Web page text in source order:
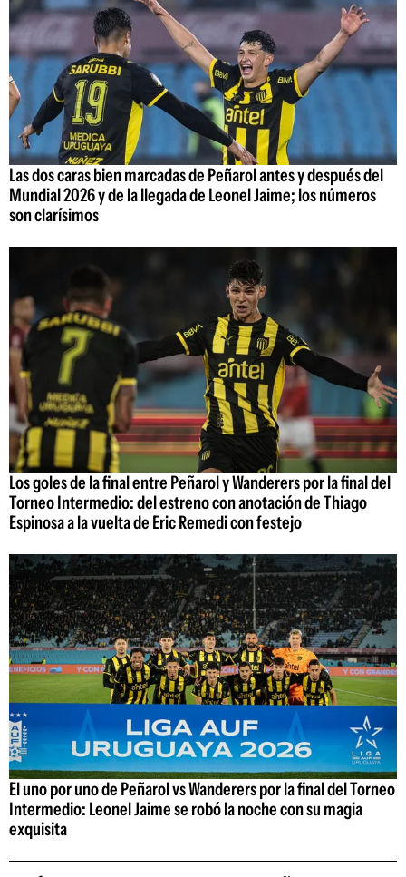
Las dos caras bien marcadas de Peñarol antes y después del
Mundial 2026 y de la llegada de Leonel Jaime; los números
son clarísimos
Los goles de la final entre Peñarol y Wanderers por la final del
Torneo Intermedio: del estreno con anotación de Thiago
Espinosa a la vuelta de Eric Remedi con festejo
El uno por uno de Peñarol vs Wanderers por la final del Torneo
Intermedio: Leonel Jaime se robó la noche con su magia
exquisita